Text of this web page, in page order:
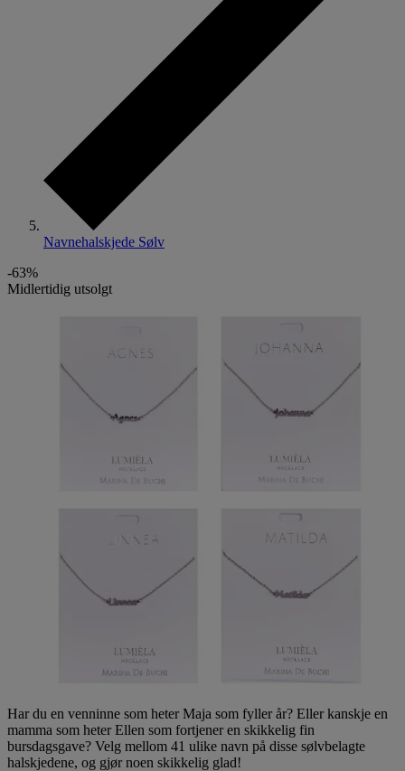
Navnehalskjede Sølv
-63%
Midlertidig utsolgt
Har du en venninne som heter Maja som fyller år? Eller kanskje en
mamma som heter Ellen som fortjener en skikkelig fin
bursdagsgave? Velg mellom 41 ulike navn på disse sølvbelagte
halskjedene, og gjør noen skikkelig glad!